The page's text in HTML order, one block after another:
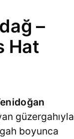
–
Hat
güzergahıyla
boyunca